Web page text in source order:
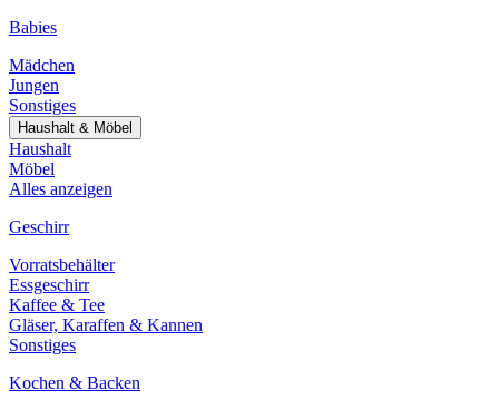
Babies
Mädchen
Jungen
Sonstiges
Haushalt & Möbel
Haushalt
Möbel
Alles anzeigen
Geschirr
Vorratsbehälter
Essgeschirr
Kaffee & Tee
Gläser, Karaffen & Kannen
Sonstiges
Kochen & Backen